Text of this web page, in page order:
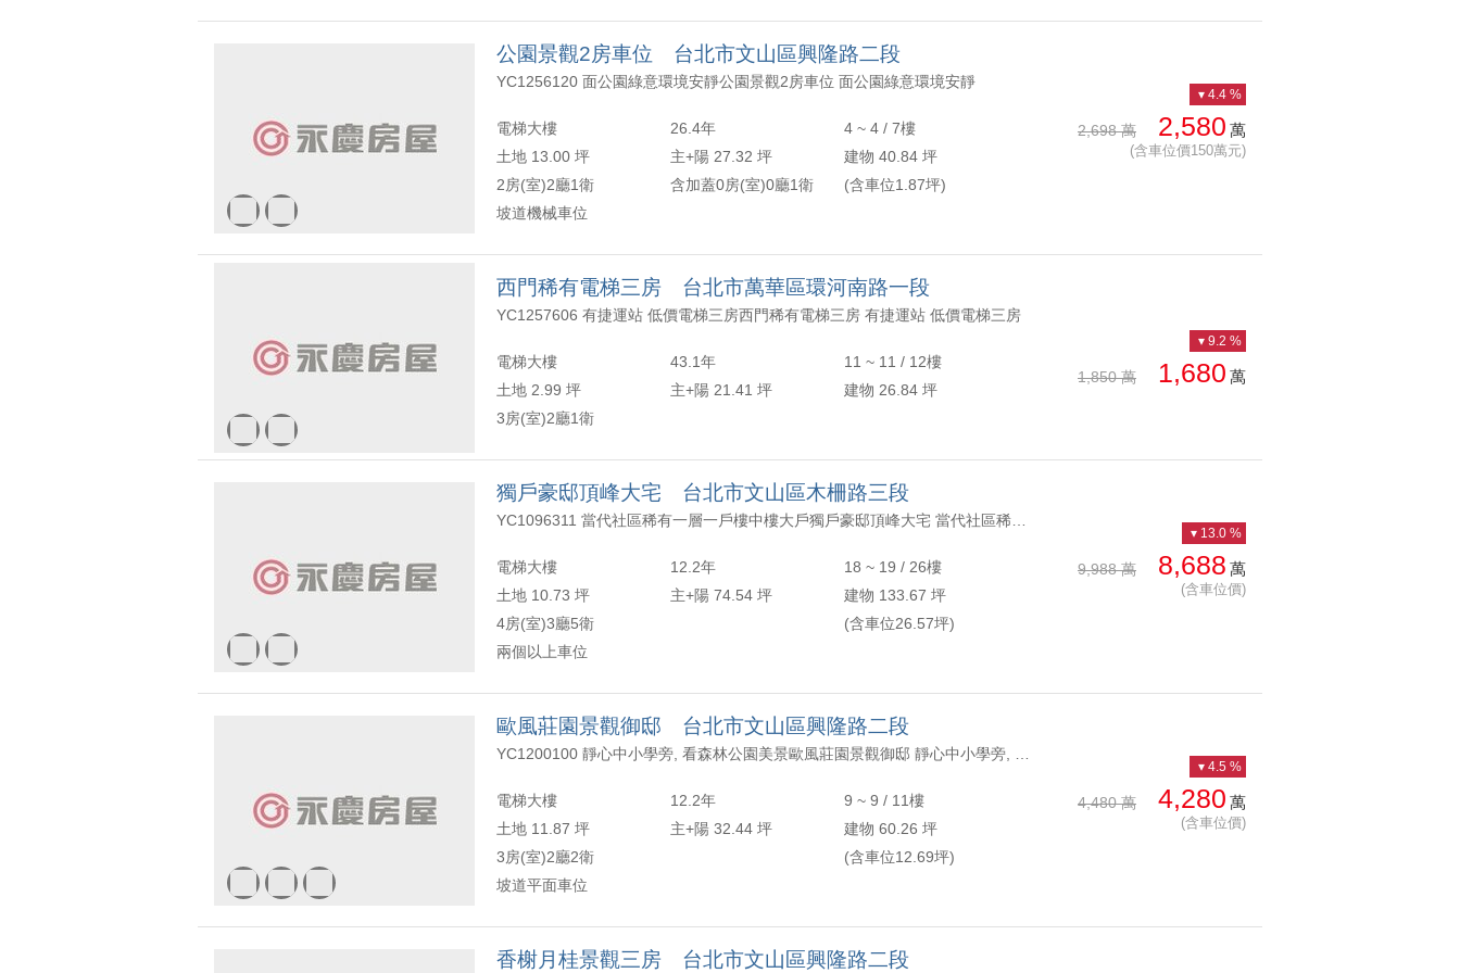
公園景觀2房車位 台北市文山區興隆路二段
YC1256120 面公園綠意環境安靜公園景觀2房車位 面公園綠意環境安靜
電梯大樓 26.4年
4 ~ 4 / 7樓
土地 13.00 坪
主+陽 27.32 坪
建物 40.84 坪
2房(室)2廳1衛
含加蓋0房(室)0廳1衛
(含車位1.87坪)
坡道機械車位
2,698 萬 2,580 萬
(含車位價150萬元)
4.4 %
西門稀有電梯三房 台北市萬華區環河南路一段
YC1257606 有捷運站 低價電梯三房西門稀有電梯三房 有捷運站 低價電梯三房
電梯大樓 43.1年
11 ~ 11 / 12樓
土地 2.99 坪
主+陽 21.41 坪
建物 26.84 坪
3房(室)2廳1衛
1,850 萬 1,680 萬
9.2 %
獨戶豪邸頂峰大宅 台北市文山區木柵路三段
電梯大樓 12.2年
18 ~ 19 / 26樓
土地 10.73 坪
主+陽 74.54 坪
建物 133.67 坪
4房(室)3廳5衛
(含車位26.57坪)
兩個以上車位
9,988 萬 8,688 萬
(含車位價)
13.0 %
歐風莊園景觀御邸 台北市文山區興隆路二段
電梯大樓 12.2年
9 ~ 9 / 11樓
土地 11.87 坪
主+陽 32.44 坪
建物 60.26 坪
3房(室)2廳2衛
(含車位12.69坪)
坡道平面車位
4,480 萬 4,280 萬
(含車位價)
4.5 %
香榭月桂景觀三房 台北市文山區興隆路二段